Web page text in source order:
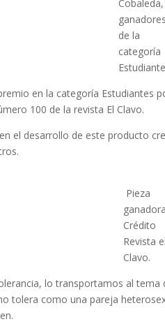
Cobaleda,
ganadores
de la
categoría
en la categoría Estudiantes
100 de la revista El Clavo.
el desarrollo de este producto
Pieza
Crédito
Revista el
Clavo.
lo transportamos al
tolera como una pareja